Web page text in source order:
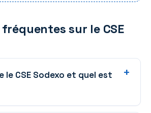
sur le CSE
le CSE Sodexo et quel est